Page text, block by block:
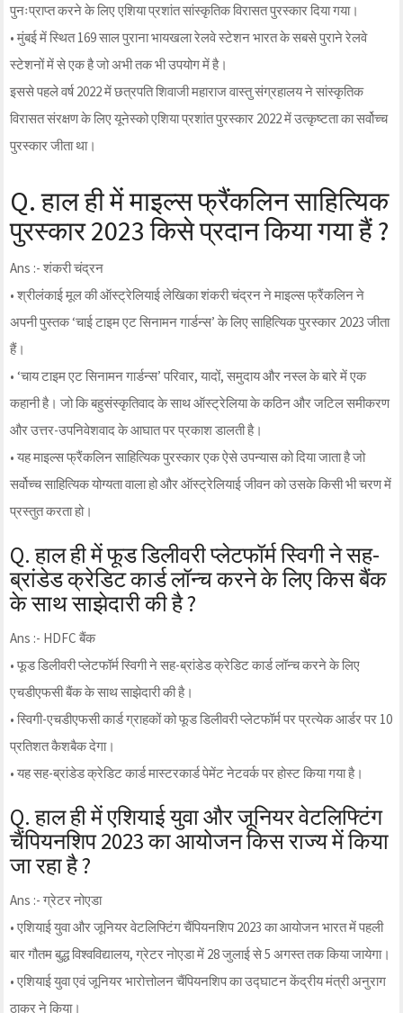
पुनःप्राप्त करने के लिए एशिया प्रशांत सांस्कृतिक विरासत पुरस्कार दिया गया।
• मुंबई में स्थित 169 साल पुराना भायखला रेलवे स्टेशन भारत के सबसे पुराने रेलवे
स्टेशनों में से एक है जो अभी तक भी उपयोग में है।
इससे पहले वर्ष 2022 में छत्रपति शिवाजी महाराज वास्तु संग्रहालय ने सांस्कृतिक
विरासत संरक्षण के लिए यूनेस्को एशिया प्रशांत पुरस्कार 2022 में उत्कृष्टता का सर्वोच्च
पुरस्कार जीता था।
Q. हाल ही में माइल्स फ्रैंकलिन साहित्यिक
पुरस्कार 2023 किसे प्रदान किया गया हैं ?
Ans :- शंकरी चंद्रन
• श्रीलंकाई मूल की ऑस्ट्रेलियाई लेखिका शंकरी चंद्रन ने माइल्स फ्रैंकलिन ने
अपनी पुस्तक ‘चाई टाइम एट सिनामन गार्डन्स’ के लिए साहित्यिक पुरस्कार 2023 जीता
हैं।
• ‘चाय टाइम एट सिनामन गार्डन्स’ परिवार, यादों, समुदाय और नस्ल के बारे में एक
कहानी है। जो कि बहुसंस्कृतिवाद के साथ ऑस्ट्रेलिया के कठिन और जटिल समीकरण
और उत्तर-उपनिवेशवाद के आघात पर प्रकाश डालती है।
• यह माइल्स फ्रैंकलिन साहित्यिक पुरस्कार एक ऐसे उपन्यास को दिया जाता है जो
सर्वोच्च साहित्यिक योग्यता वाला हो और ऑस्ट्रेलियाई जीवन को उसके किसी भी चरण में
प्रस्तुत करता हो।
Q. हाल ही में फूड डिलीवरी प्लेटफॉर्म स्विगी ने सह-
ब्रांडेड क्रेडिट कार्ड लॉन्च करने के लिए किस बैंक
के साथ साझेदारी की है ?
Ans :- HDFC बैंक
• फूड डिलीवरी प्लेटफॉर्म स्विगी ने सह-ब्रांडेड क्रेडिट कार्ड लॉन्च करने के लिए
एचडीएफसी बैंक के साथ साझेदारी की है।
• स्विगी-एचडीएफसी कार्ड ग्राहकों को फूड डिलीवरी प्लेटफॉर्म पर प्रत्येक आर्डर पर 10
प्रतिशत कैशबैक देगा।
• यह सह-ब्रांडेड क्रेडिट कार्ड मास्टरकार्ड पेमेंट नेटवर्क पर होस्ट किया गया है।
Q. हाल ही में एशियाई युवा और जूनियर वेटलिफ्टिंग
चैंपियनशिप 2023 का आयोजन किस राज्य में किया
जा रहा है ?
Ans :- ग्रेटर नोएडा
• एशियाई युवा और जूनियर वेटलिफ्टिंग चैंपियनशिप 2023 का आयोजन भारत में पहली
बार गौतम बुद्ध विश्वविद्यालय, ग्रेटर नोएडा में 28 जुलाई से 5 अगस्त तक किया जायेगा।
• एशियाई युवा एवं जूनियर भारोत्तोलन चैंपियनशिप का उद्घाटन केंद्रीय मंत्री अनुराग
ठाकुर ने किया।